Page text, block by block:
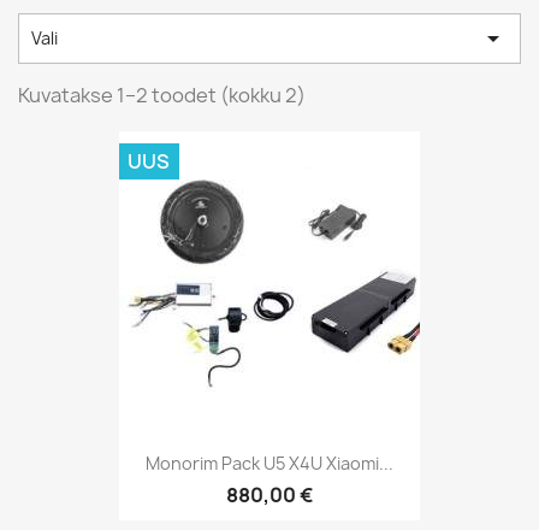
Vali 
Kuvatakse 1–2 toodet (kokku 2)
Monorim Pack U5 X4U Xiaomi...
880,00 €
UUS